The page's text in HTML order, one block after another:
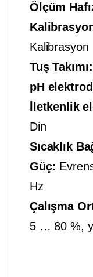
Ölçüm
Kalibrasyon
Tuş Takımı:
pH
İletkenlik
Din
Sıcaklık
Güç:
Hz
Çalışma
5 … 80 %,